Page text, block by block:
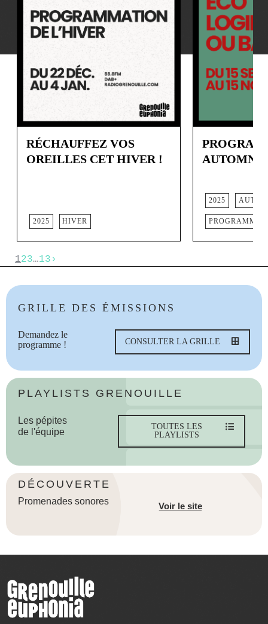
RÉCHAUFFEZ VOS
OREILLES CET HIVER !
2025 HIVER
AUTOMNE
2025
123…13 ›
GRILLE DES ÉMISSIONS
Demandez le
programme !
CONSULTER LA GRILLE
PLAYLISTS GRENOUILLE
Les pépites
de l'équipe
TOUTES LES
PLAYLISTS
DÉCOUVERTE
Promenades sonores Voir le site